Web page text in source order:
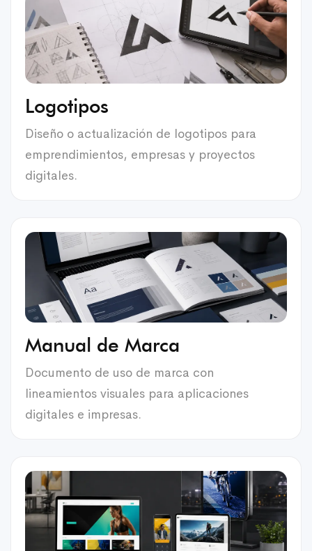
Logotipos
Diseño o actualización de logotipos para
emprendimientos, empresas y proyectos
digitales.
Manual de Marca
Documento de uso de marca con
lineamientos visuales para aplicaciones
digitales e impresas.